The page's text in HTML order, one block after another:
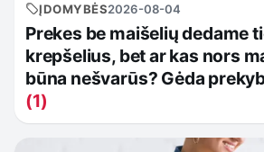
ĮDOMYBĖS2026-08-04
Prekes be maišelių dedame
krepšelius, bet ar kas nors
būna nešvarūs? Gėda
(1)